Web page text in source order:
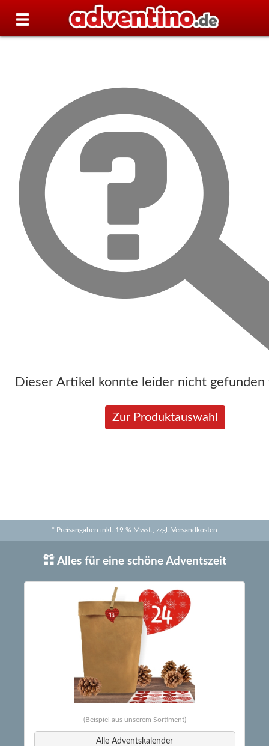
Dieser Artikel konnte leider nicht gefunden
Zur Produktauswahl
* Preisangaben inkl. 19 % Mwst., zzgl. Versandkosten
Alles für eine schöne Adventszeit
(Beispiel aus unserem Sortiment)
Alle Adventskalender